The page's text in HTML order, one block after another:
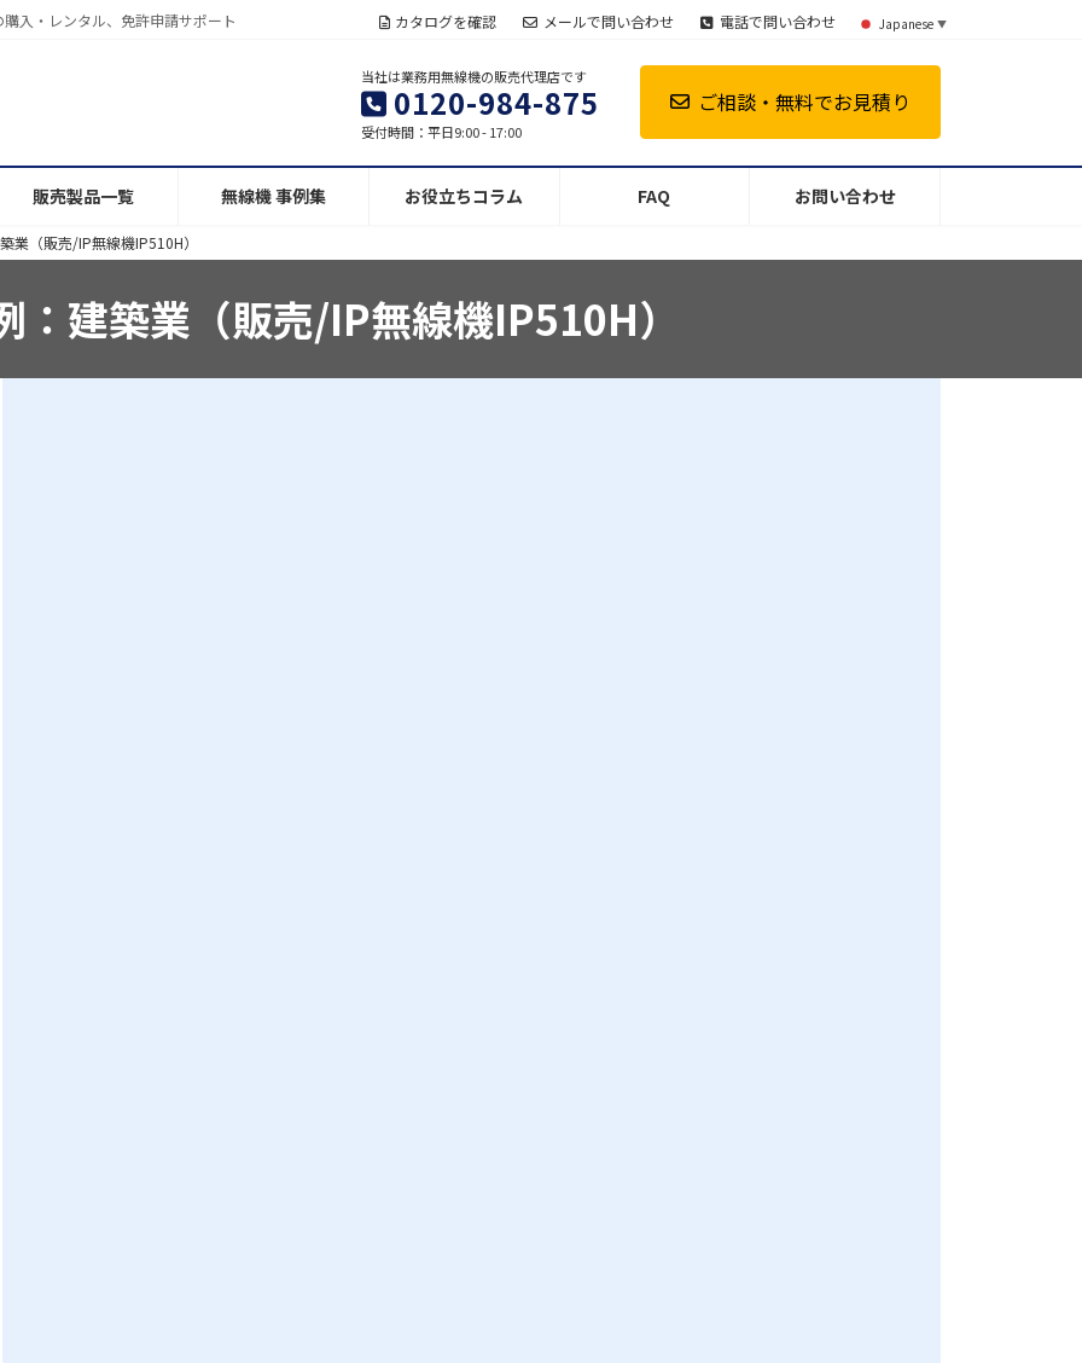
入・レンタル、免許申請サポート カタログを確認 メールで問い合わせ 電話で問い合わせ Japanese ▼
当社は業務用無線機の販売代理店です
0120-984-875
受付時間：平日9:00 - 17:00
ご相談・無料でお見積り
販売製品一覧 無線機 事例集 お役立ちコラム FAQ お問い合わせ
業（販売/IP無線機IP510H）
：建築業（販売/IP無線機IP510H）